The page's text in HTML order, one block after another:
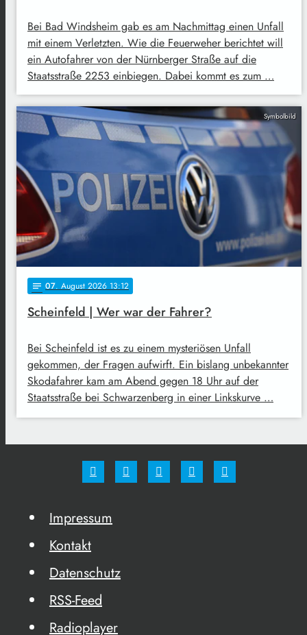
Bei Bad Windsheim gab es am Nachmittag einen Unfall
mit einem Verletzten. Wie die Feuerweher berichtet will
ein Autofahrer von der Nürnberger Straße auf die
Staatsstraße 2253 einbiegen. Dabei kommt es zum …
Symbolbild
notes 07. August 2026 13:12
Scheinfeld | Wer war der Fahrer?
Bei Scheinfeld ist es zu einem mysteriösen Unfall
gekommen, der Fragen aufwirft. Ein bislang unbekannter
Skodafahrer kam am Abend gegen 18 Uhr auf der
Staatsstraße bei Schwarzenberg in einer Linkskurve …
Impressum
Kontakt
Datenschutz
RSS-Feed
Radioplayer